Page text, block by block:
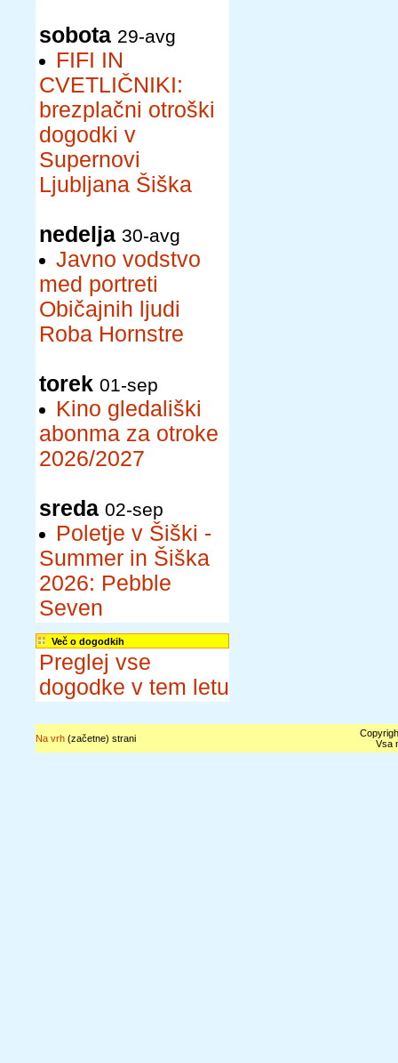
sobota 29-avg
FIFI IN
CVETLIČNIKI:
brezplačni otroški
dogodki v
Supernovi
Ljubljana Šiška
nedelja 30-avg
Javno vodstvo
med portreti
Običajnih ljudi
Roba Hornstre
torek 01-sep
Kino gledališki
abonma za otroke
2026/2027
sreda 02-sep
Poletje v Šiški -
Summer in Šiška
2026: Pebble
Seven
Več o dogodkih
Preglej vse
dogodke v tem letu
Na vrh(začetne) strani
Vsa